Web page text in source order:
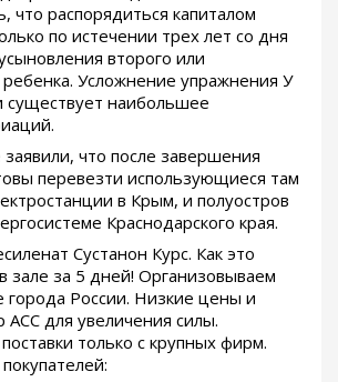
что распорядиться капиталом
по истечении трех лет со дня
второго или
Усложнение упражнения У
существует наибольшее
что после завершения
перевезти использующиеся там
в Крым, и полуостров
Краснодарского края.
Сустанон Курс. Как это
зале за 5 дней! Организовываем
города России. Низкие цены и
для увеличения силы.
только с крупных фирм.